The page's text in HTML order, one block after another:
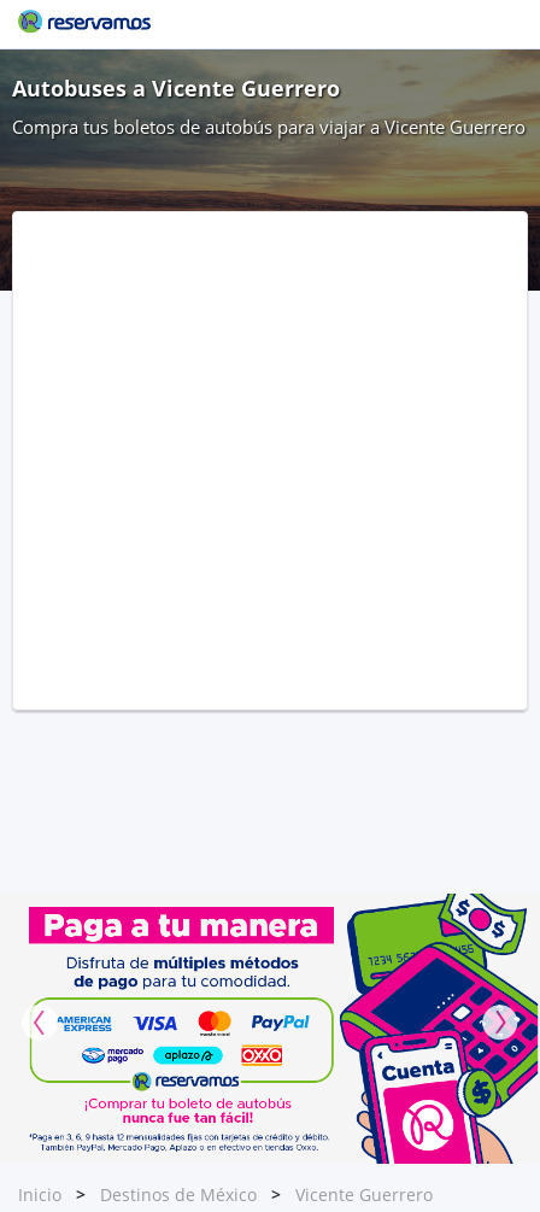
Autobuses a Vicente Guerrero
Compra tus boletos de autobús para viajar a Vicente Guerrero
Inicio Destinos de México Vicente Guerrero